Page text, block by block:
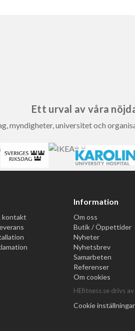
Ett urval av våra
myndigheter, universitet och
kontakt
Information
Om oss
Butik / Öppettider
Nyheter
Nyhetsbrev
Samarbeten
Referenser
Om cookies
HEfitness.se drivs
Cookie inställningar